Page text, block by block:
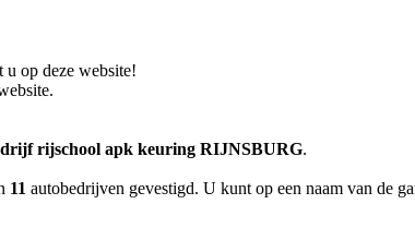
op deze website!
rijschool apk keuring RIJNSBURG.
11 autobedrijven gevestigd. U kunt op een naam van de